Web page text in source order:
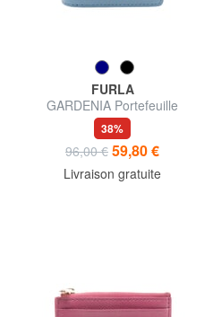
FURLA
GARDENIA Portefeuille
vertical en cuir
38%
96,00 € 59,80 €
Livraison gratuite